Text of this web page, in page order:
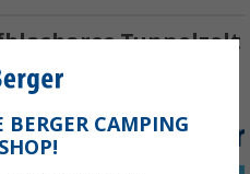
Tunnelzelt
CAMPING